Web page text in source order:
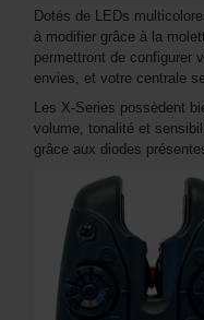
Dotés de LEDs
à modifier grâce à la
permettront de configurer
envies, et votre centrale
Les X-Series possèdent
volume, tonalité et
grâce aux diodes